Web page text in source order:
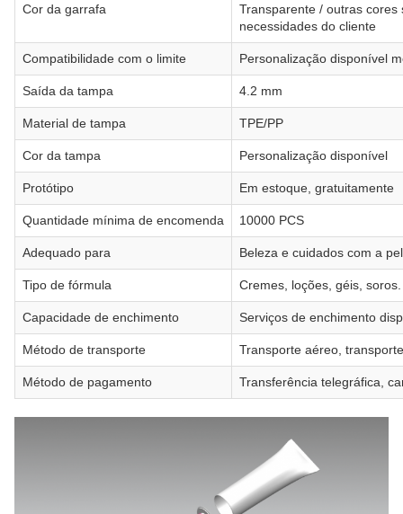
Cor da garrafa
Transparente / outras
necessidades do cliente
Compatibilidade com o limite Personalização disponível
Saída da tampa 4.2 mm
Material de tampa TPE/PP
Cor da tampa Personalização disponível
Protótipo Em estoque, gratuitamente
Quantidade mínima de encomenda 10000 PCS
Adequado para Beleza e cuidados com a
Tipo de fórmula Cremes, loções, géis, soros.
Capacidade de enchimento Serviços de enchimento
Método de transporte Transporte aéreo,
Método de pagamento Transferência telegráfica,